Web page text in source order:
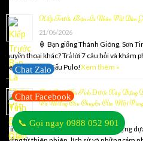
Kiếp Trước Bạn Là Nhân Vật Dân
21/06/2026
🏮 Bạn giống Thánh Gióng, Sơn
huyền thoại khác? Trả lời 7 câu hỏi và khám
bạn nhất cùng Gấu Pulo!Xem thêm »
Tính Cách Gấu Pulo Được Xây Dựng
Và Những Câu Chuyện Của Một
Tính cách Gấu Pulo không được xây dựng
Chat Zalo
Chat Facebook
📞 Gọi ngay 0988 052 901